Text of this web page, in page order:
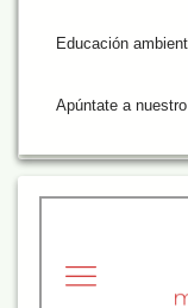
Educación
Apúntate a